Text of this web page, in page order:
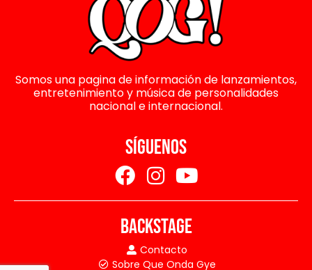
Somos una pagina de información de lanzamientos,
entretenimiento y música de personalidades
nacional e internacional.
SÍGUENOS
BACKSTAGE
Contacto
Sobre Que Onda Gye